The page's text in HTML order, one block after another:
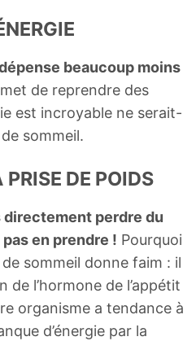
beaucoup moins
de reprendre des
est incroyable ne serait-
sommeil.
DE POIDS
directement perdre du
en prendre ! Pourquoi
sommeil donne faim : il
l’hormone de l’appétit
organisme a tendance à
d’énergie par la